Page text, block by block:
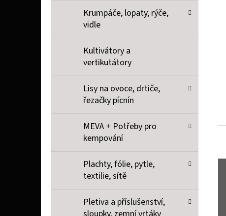
Krumpáče, lopaty, rýče,
vidle
Kultivátory a
vertikutátory
Lisy na ovoce, drtiče,
řezačky pícnín
MEVA + Potřeby pro
kempování
Plachty, fólie, pytle,
textilie, sítě
Pletiva a příslušenství,